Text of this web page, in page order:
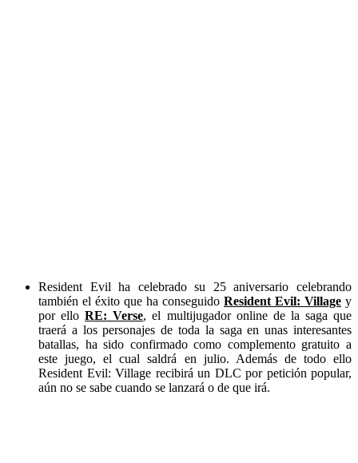
Resident Evil ha celebrado su 25 aniversario celebrando
también el éxito que ha conseguido Resident Evil: Village y
por elloRE: Verse, el multijugador online de la saga que
traerá a los personajes de toda la saga en unas interesantes
batallas, ha sido confirmado como complemento gratuito a
este juego, el cual saldrá en julio. Además de todo ello
Resident Evil: Village recibirá un DLC por petición popular,
aún no se sabe cuando se lanzará o de que irá.